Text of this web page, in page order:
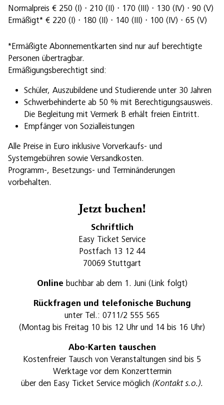
Normalpreis € 250 (I) ⋅ 210 (II) ⋅ 170 (III) ⋅ 130 (IV) ⋅ 90 (V)
Ermäßigt* € 220 (I) ⋅ 180 (II) ⋅ 140 (III) ⋅ 100 (IV) ⋅ 65 (V)
*Ermäßigte Abonnementkarten sind nur auf berechtigte
Personen übertragbar.
Ermäßigungsberechtigt sind:
Schüler, Auszubildene und Studierende unter 30 Jahren
Schwerbehinderte ab 50 % mit Berechtigungsausweis.
Die Begleitung mit Vermerk B erhält freien Eintritt.
Empfänger von Sozialleistungen
Alle Preise in Euro inklusive Vorverkaufs- und
Systemgebühren sowie Versandkosten.
Programm-, Besetzungs- und Terminänderungen
vorbehalten.
Jetzt buchen!
Schriftlich
Easy Ticket Service
Postfach 13 12 44
70069 Stuttgart
Online buchbar ab dem 1. Juni (Link folgt)
Rückfragen und telefonische Buchung
unter Tel.: 0711/2 555 565
(Montag bis Freitag 10 bis 12 Uhr und 14 bis 16 Uhr)
Abo-Karten tauschen
Kostenfreier Tausch von Veranstaltungen sind bis 5
Werktage vor dem Konzerttermin
über den Easy Ticket Service möglich (Kontakt s.o.).